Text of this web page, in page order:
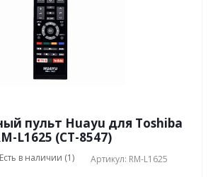
пульт Huayu для Toshiba
L1625 (CT-8547)
Есть в наличии (1) Артикул: RM-L1625